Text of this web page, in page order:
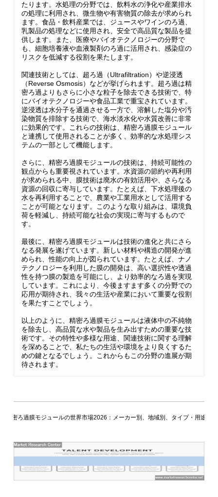
たります。水処理の分野では、飲料水の浄化や産業排水
の処理に利用され、微生物や有害物質の除去が求められ
ます。食品・飲料産業では、ジュースやワインのろ過、
乳製品の処理などに使用され、安全で高品質な製品を提
供します。また、医療やバイオテクノロジーの分野で
も、細胞培養液や血液製剤のろ過に活用され、感染症の
リスクを低減する役割を果たします。
関連技術としては、超ろ過（Ultrafiltration）や逆浸透
（Reverse Osmosis）などが挙げられます。超ろ過は精
密ろ過よりもさらに小さな粒子を除去できる技術で、特
にバイオテクノロジーや食品工業で重宝されています。
逆浸透は水分子を通過させる一方で、溶解した塩分や汚
染物質を排除する技術で、海水淡水化や水質改善に非常
に効果的です。これらの技術は、精密ろ過膜モジュール
と連携して使用されることが多く、効率的な水処理シス
テムの一部として機能します。
さらに、精密ろ過膜モジュールの技術は、持続可能性の
観点からも重要視されています。水資源の節約や再利用
が求められる中、膜技術は廃水の有効活用や、さらなる
資源の回収に寄与しています。たとえば、下水処理後の
水を再利用することで、農業や工業用水として活用する
ことが可能となります。このような取り組みは、環境負
荷を軽減し、持続可能な社会の実現に寄与するもので
す。
最後に、精密ろ過膜モジュールは技術の進化と共にさら
なる発展を遂げています。新しい材料や構造の開発が進
められ、性能の向上が図られています。たとえば、ナノ
テクノロジーを利用した膜の開発は、高い選択性や透過
性を持つ膜の製造を可能にし、より効率的なろ過を実現
しています。これにより、今後ますます多くの分野での
応用が期待され、我々の生活や産業において重要な役割
を果たすことでしょう。
以上のように、精密ろ過膜モジュールは液体中の不純物
を除去し、高品質な水や製品を生み出すための重要な技
術です。その特性や多様な用途、関連技術に関する理解
を深めることで、私たちの生活や環境をより良くするた
めの鍵となるでしょう。これからもこの分野の進展が期
待されます。
精密ろ過膜モジュールの世界市場2026：メーカー別、地域別、タイプ・用途別